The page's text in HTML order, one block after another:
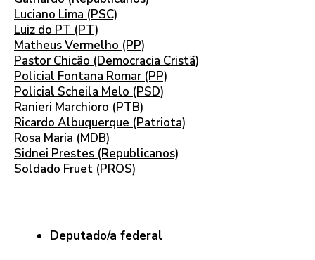
Luciano Lima (PSC)
Luiz do PT (PT)
Matheus Vermelho (PP)
Pastor Chicão (Democracia Cristã)
Policial Fontana Romar (PP)
Policial Scheila Melo (PSD)
Ranieri Marchioro (PTB)
Ricardo Albuquerque (Patriota)
Rosa Maria (MDB)
Sidnei Prestes (Republicanos)
Soldado Fruet (PROS)
Deputado/a federal